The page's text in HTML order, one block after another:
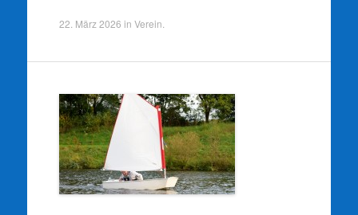
22. März 2026 in Verein